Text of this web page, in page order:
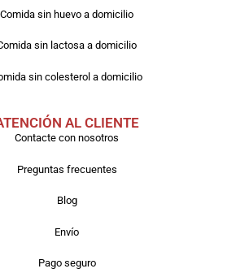
Comida sin huevo a domicilio
sin lactosa a domicilio
sin colesterol a domicilio
AL CLIENTE
Contacte con nosotros
Preguntas frecuentes
Blog
Envío
Pago seguro